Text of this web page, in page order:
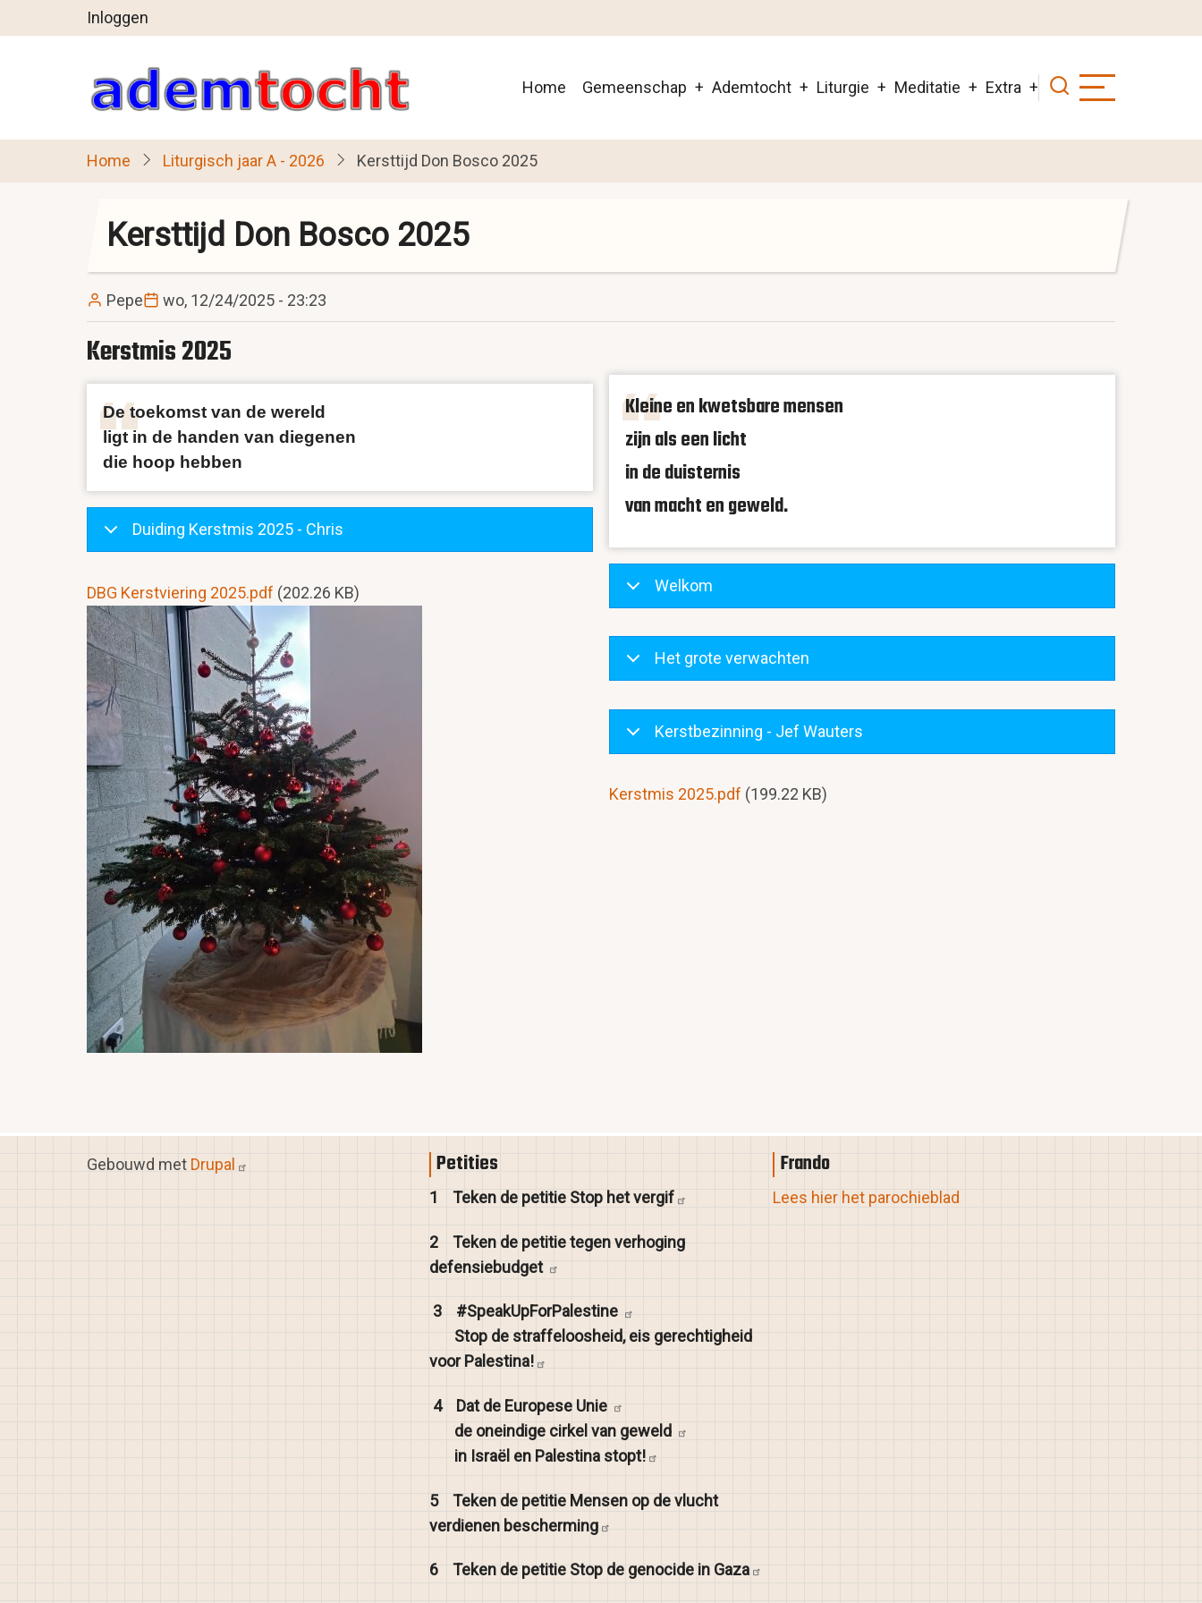
en
gaan
User
account
menu
Inloggen
Main
Home Gemeenschap Ademtocht Liturgie Meditatie Extra
Home Liturgisch jaar A - 2026 Kersttijd Don Bosco 2025
Kersttijd Don Bosco 2025
Pepe wo, 12/24/2025 - 23:23
Kerstmis 2025
De toekomst van de wereld
ligt in de handen van diegenen
die hoop hebben
Duiding Kerstmis 2025 - Chris
Document
DBG Kerstviering 2025.pdf (202.26 KB)
Kleine en kwetsbare mensen
zijn als een licht
in de duisternis
van macht en geweld.
Welkom
Het grote verwachten
Kerstbezinning - Jef Wauters
Document
Kerstmis 2025.pdf (199.22 KB)
Gebouwd met Drupal Petities
1Teken de petitie Stop hetvergif
2Teken de petitie tegen verhoging
defensiebudget
3
#SpeakUpForPalestine
Stop de straffeloosheid, eis gerechtigheid
voorPalestina!
4 Dat de Europese Unie
de oneindige cirkel van geweld
in Israël en Palestina stopt!
5Teken de petitie Mensen op de vlucht
verdienen bescherming
6Teken de petitie Stop de genocide in Gaza
Frando
Lees hier het parochieblad